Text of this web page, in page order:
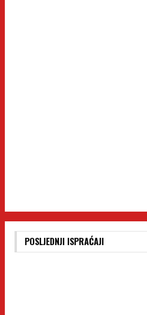
POSLJEDNJI ISPRAĆAJI